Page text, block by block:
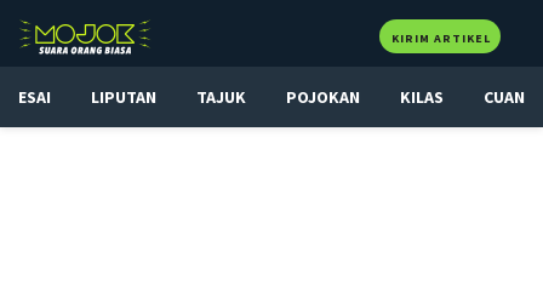
KIRIM ARTIKEL
ESAI LIPUTAN TAJUK POJOKAN KILAS CUAN